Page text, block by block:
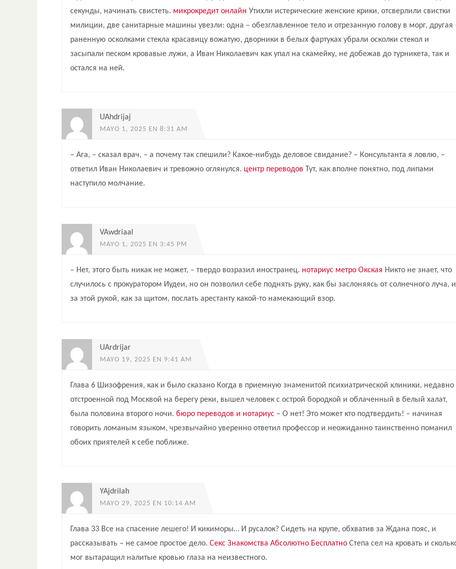
секунды, начинать свистеть. микрокредит онлайн Утихли истерические женские крики, отсверлили свистки
милиции, две санитарные машины увезли: одна – обезглавленное тело и отрезанную голову в морг, другая
раненную осколками стекла красавицу вожатую, дворники в белых фартуках убрали осколки стекол и
засыпали песком кровавые лужи, а Иван Николаевич как упал на скамейку, не добежав до турникета, так и
остался на ней.
UAhdrijaj
MAYO 1, 2025 EN 8:31 AM
– Ага, – сказал врач, – а почему так спешили? Какое-нибудь деловое свидание? – Консультанта я ловлю, –
ответил Иван Николаевич и тревожно оглянулся. центр переводов Тут, как вполне понятно, под липами
наступило молчание.
VAwdriaal
MAYO 1, 2025 EN 3:45 PM
– Нет, этого быть никак не может, – твердо возразил иностранец. нотариус метро Окская Никто не знает, что
случилось с прокуратором Иудеи, но он позволил себе поднять руку, как бы заслоняясь от солнечного луча, и
за этой рукой, как за щитом, послать арестанту какой-то намекающий взор.
UArdrijar
MAYO 19, 2025 EN 9:41 AM
Глава 6 Шизофрения, как и было сказано Когда в приемную знаменитой психиатрической клиники, недавно
отстроенной под Москвой на берегу реки, вышел человек с острой бородкой и облаченный в белый халат,
была половина второго ночи. бюро переводов и нотариус – О нет! Это может кто подтвердить! – начиная
говорить ломаным языком, чрезвычайно уверенно ответил профессор и неожиданно таинственно поманил
обоих приятелей к себе поближе.
YAjdrilah
MAYO 29, 2025 EN 10:14 AM
Глава 33 Все на спасение лешего! И кикиморы… И русалок? Сидеть на крупе, обхватив за Ждана пояс, и
рассказывать – не самое простое дело. Секс Знакомства Абсолютно Бесплатно Степа сел на кровать и
мог вытаращил налитые кровью глаза на неизвестного.